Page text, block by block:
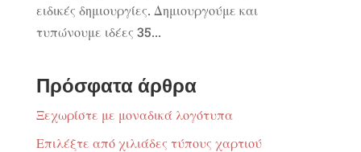
ειδικές δημιουργίες. Δημιουργούμε και
τυπώνουμε ιδέες 35...
Πρόσφατα άρθρα
Ξεχωρίστε με μοναδικά λογότυπα
Επιλέξτε από χιλιάδες τύπους χαρτιού